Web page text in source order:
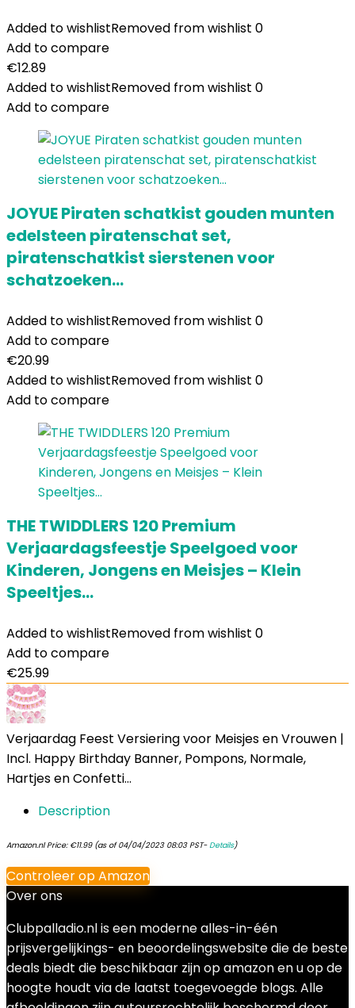
Added to wishlistRemoved from wishlist 0
Add to compare
€12.89
Added to wishlistRemoved from wishlist 0
Add to compare
JOYUE Piraten schatkist gouden munten
edelsteen piratenschat set,
piratenschatkist sierstenen voor
schatzoeken…
Added to wishlistRemoved from wishlist 0
Add to compare
€20.99
Added to wishlistRemoved from wishlist 0
Add to compare
THE TWIDDLERS 120 Premium
Verjaardagsfeestje Speelgoed voor
Kinderen, Jongens en Meisjes – Klein
Speeltjes…
Added to wishlistRemoved from wishlist 0
Add to compare
€25.99
Verjaardag Feest Versiering voor Meisjes en Vrouwen |
Incl. Happy Birthday Banner, Pompons, Normale,
Hartjes en Confetti…
Description
Amazon.nl Price: €11.99(as of 04/04/2023 08:03 PST-Details)
Controleer op Amazon
Over ons
Clubpalladio.nl is een moderne alles-in-één
prijsvergelijkings- en beoordelingswebsite die de beste
deals biedt die beschikbaar zijn op amazon en u op de
hoogte houdt via de laatst toegevoegde blogs. Alle